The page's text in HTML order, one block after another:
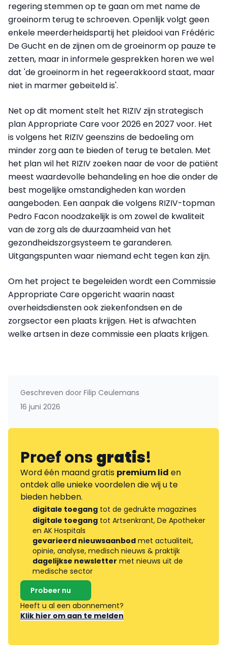
regering stemmen op te gaan om met name de
groeinorm terug te schroeven. Openlijk volgt geen
enkele meerderheidspartij het pleidooi van Frédéric
De Gucht en de zijnen om de groeinorm op pauze te
zetten, maar in informele gesprekken horen we wel
dat 'de groeinorm in het regeerakkoord staat, maar
niet in marmer gebeiteld is'.
Net op dit moment stelt het RIZIV zijn strategisch
plan Appropriate Carevoor 2026 en 2027 voor. Het
is volgens het RIZIV geenszins de bedoeling om
minder zorg aan te bieden of terug te betalen. Met
het plan wil het RIZIV zoeken naar de voor de patiënt
meest waardevolle behandeling en hoe die onder de
best mogelijke omstandigheden kan worden
aangeboden. Een aanpak die volgens RIZIV-topman
Pedro Facon noodzakelijk is om zowel de kwaliteit
van de zorg als de duurzaamheid van het
gezondheidszorgsysteem te garanderen.
Uitgangspunten waar niemand echt tegen kan zijn.
Om het project te begeleiden wordt een Commissie
Appropriate Care opgericht waarin naast
overheidsdiensten ook ziekenfondsen en de
zorgsector een plaats krijgen. Het is afwachten
welke artsen in deze commissie een plaats krijgen.
Geschreven door Filip Ceulemans
16 juni 2026
Proef onsgratis!
Word één maand gratis premium lid en
ontdek alle unieke voordelen die wij u te
bieden hebben.
digitale toegang tot de gedrukte magazines
digitale toegang tot Artsenkrant, De Apotheker
en AK Hospitals
gevarieerd nieuwsaanbod met actualiteit,
opinie, analyse, medisch nieuws & praktijk
dagelijkse newsletter met nieuws uit de
medische sector
Probeer nu
Heeft u al een abonnement?
Klik hier om aan te melden